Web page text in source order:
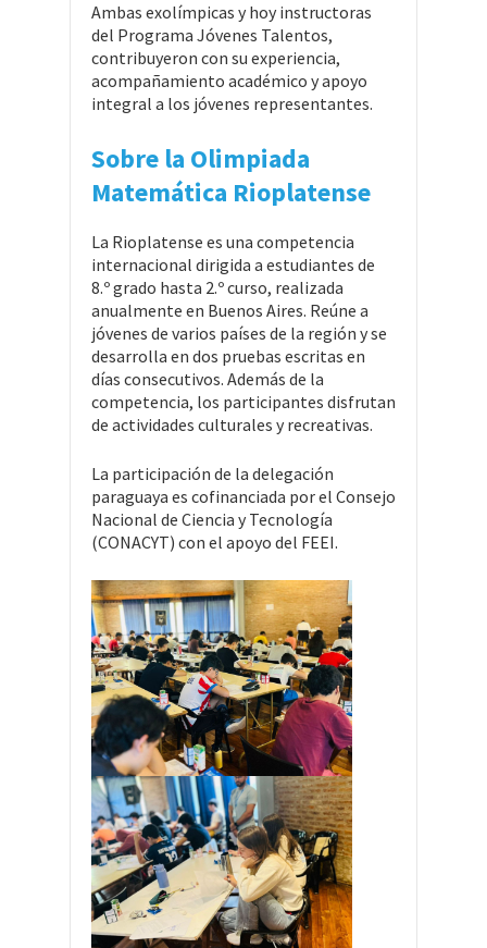
Ambas exolímpicas y hoy instructoras
del Programa Jóvenes Talentos,
contribuyeron con su experiencia,
acompañamiento académico y apoyo
integral a los jóvenes representantes.
Sobre la Olimpiada
Matemática Rioplatense
La Rioplatense es una competencia
internacional dirigida a estudiantes de
8.º grado hasta 2.º curso, realizada
anualmente en Buenos Aires. Reúne a
jóvenes de varios países de la región y se
desarrolla en dos pruebas escritas en
días consecutivos. Además de la
competencia, los participantes disfrutan
de actividades culturales y recreativas.
La participación de la delegación
paraguaya es cofinanciada por el Consejo
Nacional de Ciencia y Tecnología
(CONACYT) con el apoyo del FEEI.